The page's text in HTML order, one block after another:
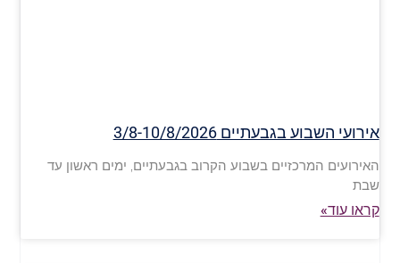
אירועי השבוע בגבעתיים 3/8-10/8/2026
האירועים המרכזיים בשבוע הקרוב בגבעתיים, ימים ראשון עד
שבת
קראו עוד»